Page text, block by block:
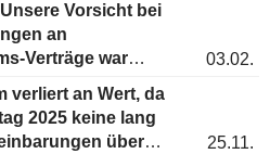
Vorsicht bei
an
Verträge war
03.02.
verliert an Wert, da
2025 keine lang
über
25.11.